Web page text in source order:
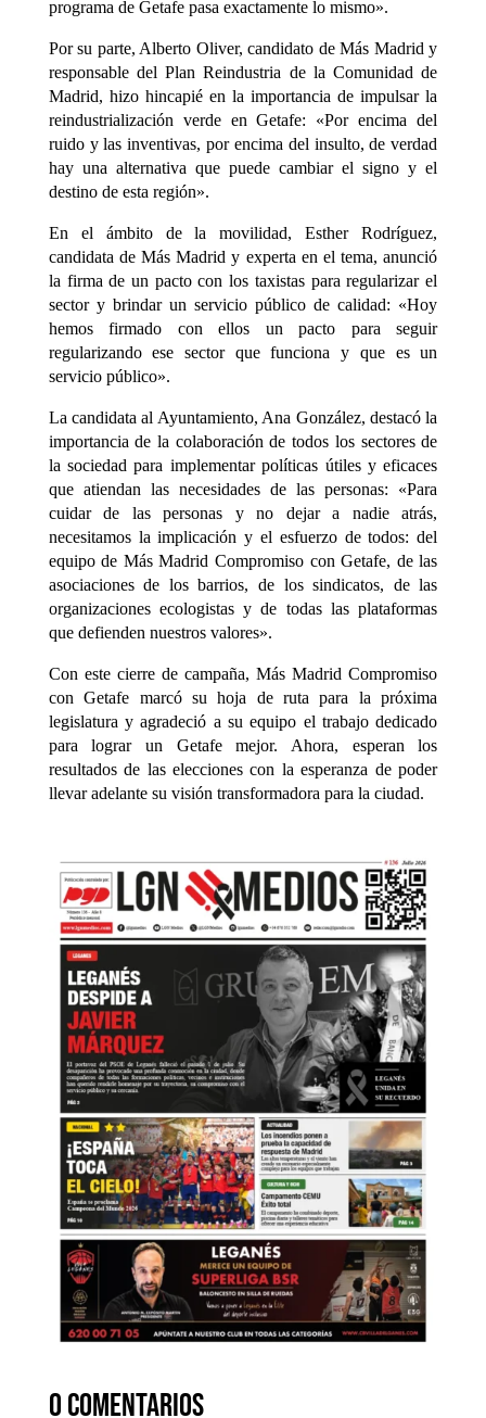
programa de Getafe pasa exactamente lo mismo».
Por su parte, Alberto Oliver, candidato de Más Madrid y
responsable del Plan Reindustria de la Comunidad de
Madrid, hizo hincapié en la importancia de impulsar la
reindustrialización verde en Getafe: «Por encima del
ruido y las inventivas, por encima del insulto, de verdad
hay una alternativa que puede cambiar el signo y el
destino de esta región».
En el ámbito de la movilidad, Esther Rodríguez,
candidata de Más Madrid y experta en el tema, anunció
la firma de un pacto con los taxistas para regularizar el
sector y brindar un servicio público de calidad: «Hoy
hemos firmado con ellos un pacto para seguir
regularizando ese sector que funciona y que es un
servicio público».
La candidata al Ayuntamiento, Ana González, destacó la
importancia de la colaboración de todos los sectores de
la sociedad para implementar políticas útiles y eficaces
que atiendan las necesidades de las personas: «Para
cuidar de las personas y no dejar a nadie atrás,
necesitamos la implicación y el esfuerzo de todos: del
equipo de Más Madrid Compromiso con Getafe, de las
asociaciones de los barrios, de los sindicatos, de las
organizaciones ecologistas y de todas las plataformas
que defienden nuestros valores».
Con este cierre de campaña, Más Madrid Compromiso
con Getafe marcó su hoja de ruta para la próxima
legislatura y agradeció a su equipo el trabajo dedicado
para lograr un Getafe mejor. Ahora, esperan los
resultados de las elecciones con la esperanza de poder
llevar adelante su visión transformadora para la ciudad.
0 comentarios